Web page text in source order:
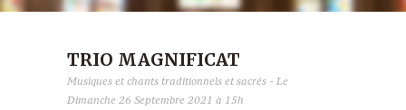
TRIO MAGNIFICAT
Musiques et chants traditionnels et sacrés - Le
Dimanche 26 Septembre 2021 à 15h